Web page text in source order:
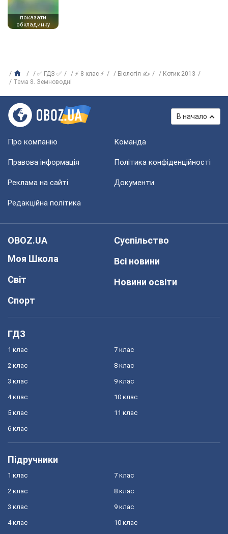
показати
обкладинку
✅ ГДЗ ✅ ⚡ 8 клас ⚡ Біологія ✍
Котик 2013
Тема 8. Земноводні
В начало
Про компанію Команда
Правова інформація Політика конфіденційності
Реклама на сайті Документи
Редакційна політика
OBOZ.UA
Моя Школа
Світ
Спорт
Суспільство
Всі новини
Новини освіти
ГДЗ
1 клас
2 клас
3 клас
4 клас
5 клас
6 клас
7 клас
8 клас
9 клас
10 клас
11 клас
Підручники
1 клас
2 клас
3 клас
4 клас
7 клас
8 клас
9 клас
10 клас